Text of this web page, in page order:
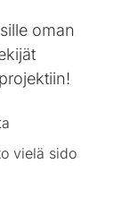
oman
vielä sido